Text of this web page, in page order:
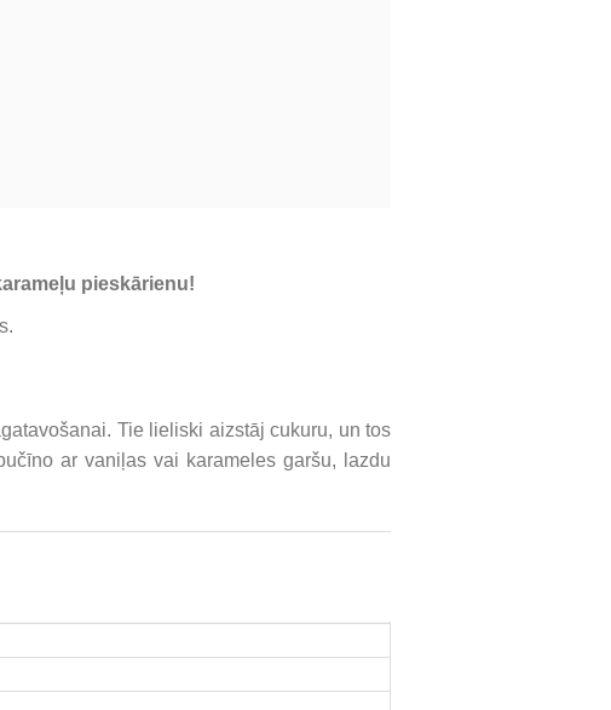
pieskārienu!
Tie lieliski aizstāj cukuru, un tos
ar vaniļas vai karameles garšu, lazdu